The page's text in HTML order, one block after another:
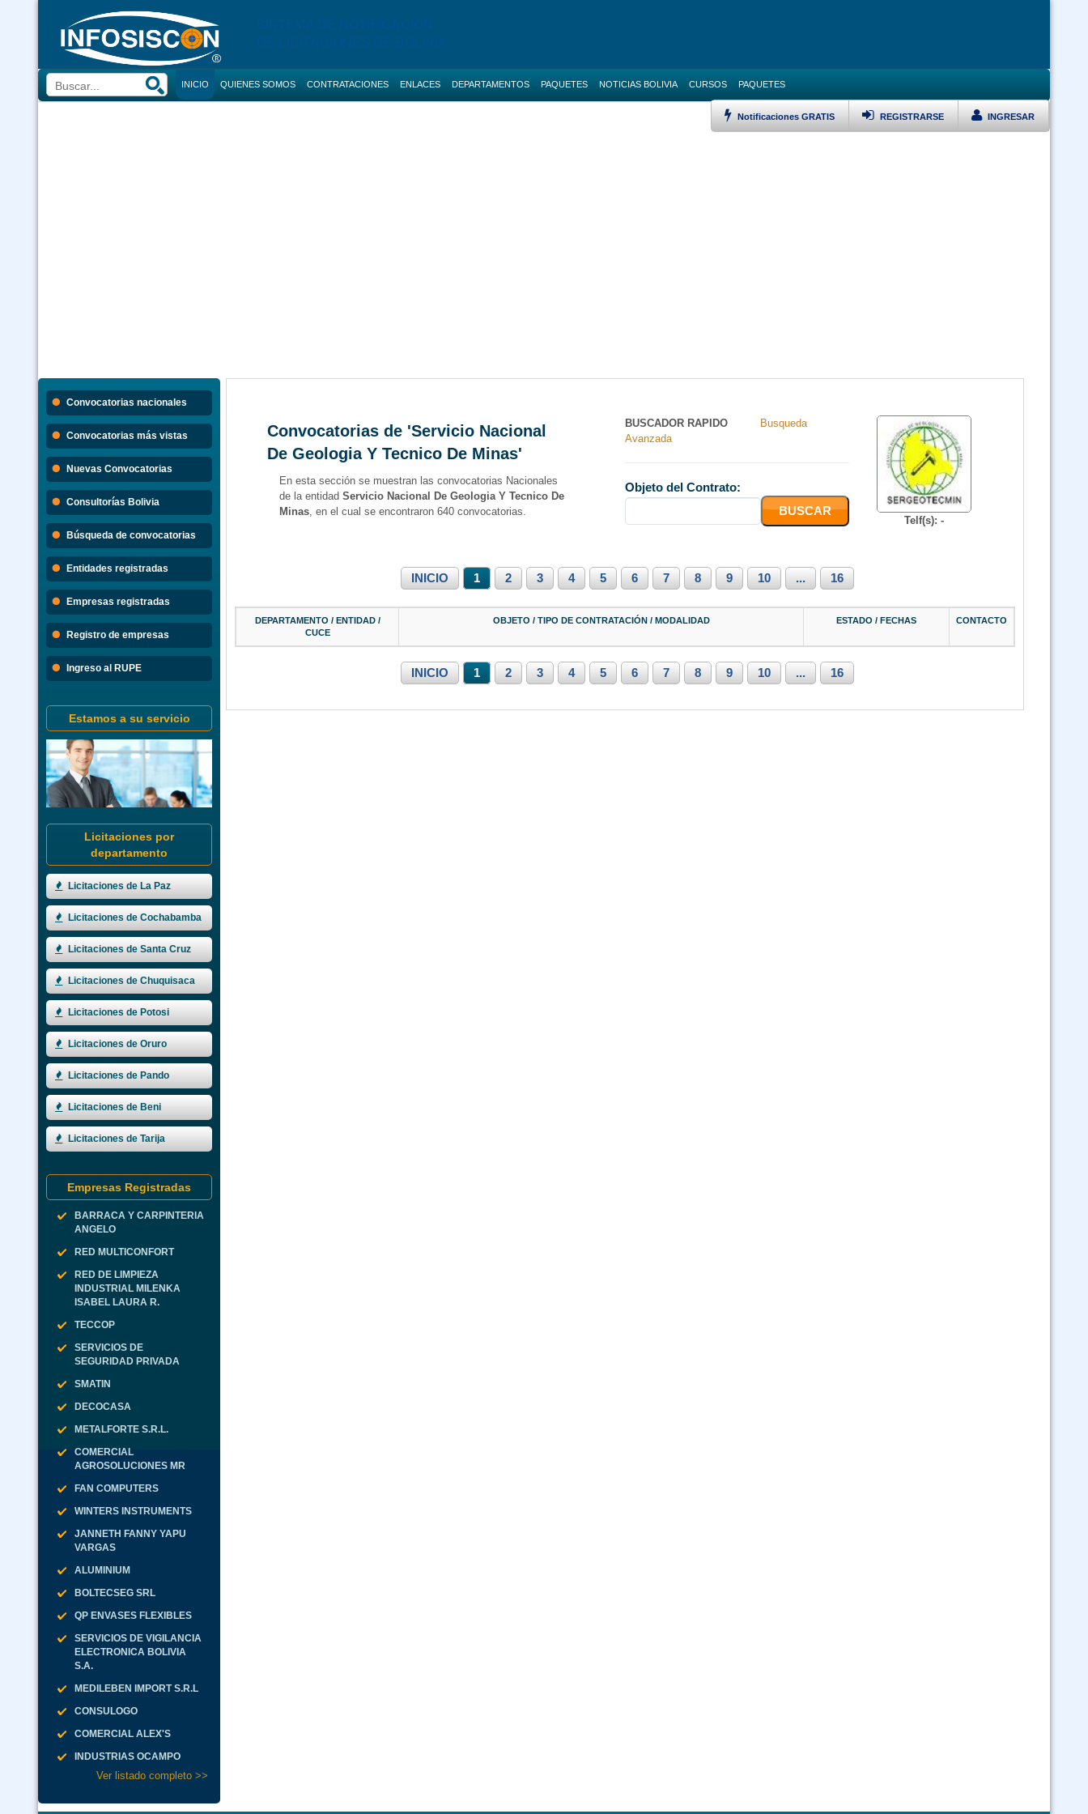
INICIO QUIENES SOMOS CONTRATACIONES ENLACES DEPARTAMENTOS PAQUETES NOTICIAS BOLIVIA CURSOS
LISTAR TODOS LOS CURSOS
PAQUETES
INGRESAR
REGISTRARSE
Notificaciones GRATIS
Convocatorias nacionales
Convocatorias más vistas
Nuevas Convocatorias
Consultorías Bolivia
Búsqueda de convocatorias
Entidades registradas
Empresas registradas
Registro de empresas
Ingreso al RUPE
Estamos a su servicio
Licitaciones por
departamento
Licitaciones de La Paz
Licitaciones de Cochabamba
Licitaciones de Santa Cruz
Licitaciones de Chuquisaca
Licitaciones de Potosi
Licitaciones de Oruro
Licitaciones de Pando
Licitaciones de Beni
Licitaciones de Tarija
Empresas Registradas
BARRACA Y CARPINTERIA
ANGELO
RED MULTICONFORT
RED DE LIMPIEZA
INDUSTRIAL MILENKA
ISABEL LAURA R.
TECCOP
SERVICIOS DE
SEGURIDAD PRIVADA
SMATIN
DECOCASA
METALFORTE S.R.L.
COMERCIAL
AGROSOLUCIONES MR
FAN COMPUTERS
WINTERS INSTRUMENTS
JANNETH FANNY YAPU
VARGAS
ALUMINIUM
BOLTECSEG SRL
QP ENVASES FLEXIBLES
SERVICIOS DE VIGILANCIA
ELECTRONICA BOLIVIA
S.A.
MEDILEBEN IMPORT S.R.L
CONSULOGO
COMERCIAL ALEX'S
INDUSTRIAS OCAMPO
Ver listado completo >>
Convocatorias de 'Servicio Nacional
De Geologia Y Tecnico De Minas'
En esta sección se muestran las convocatorias Nacionales
de la entidad Servicio Nacional De Geologia Y Tecnico De
Minas, en el cual se encontraron 640 convocatorias.
BUSCADOR RAPIDO
Busqueda
Avanzada
Objeto del Contrato:
Telf(s): -
INICIO 1 2 3 4 5 6 7 8 9 10 ... 16
DEPARTAMENTO / ENTIDAD /
CUCE
OBJETO / TIPO DE CONTRATACIÓN / MODALIDAD ESTADO / FECHAS CONTACTO
INICIO 1 2 3 4 5 6 7 8 9 10 ... 16